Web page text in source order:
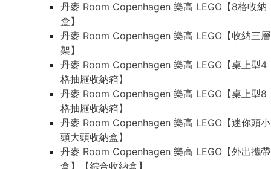
丹麥 Room Copenhagen 樂高 LEGO【8格收納
盒】
丹麥 Room Copenhagen 樂高 LEGO【收納三層
架】
丹麥 Room Copenhagen 樂高 LEGO【桌上型4
格抽屜收納箱】
丹麥 Room Copenhagen 樂高 LEGO【桌上型8
格抽屜收納箱】
丹麥 Room Copenhagen 樂高 LEGO【迷你頭小
頭大頭收納盒】
丹麥 Room Copenhagen 樂高 LEGO【外出攜帶
盒】【綜合收納盒】